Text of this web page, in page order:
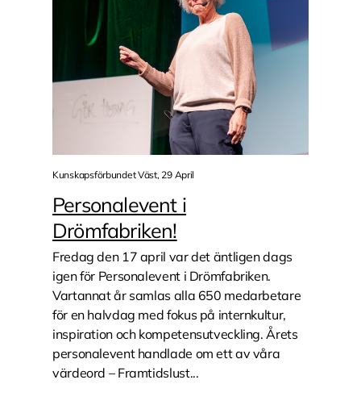
Kunskapsförbundet Väst, 29 April
Personalevent i
Drömfabriken!
Fredag den 17 april var det äntligen dags
igen för Personalevent i Drömfabriken.
Vartannat år samlas alla 650 medarbetare
för en halvdag med fokus på internkultur,
inspiration och kompetensutveckling. Årets
personalevent handlade om ett av våra
värdeord – Framtidslust...